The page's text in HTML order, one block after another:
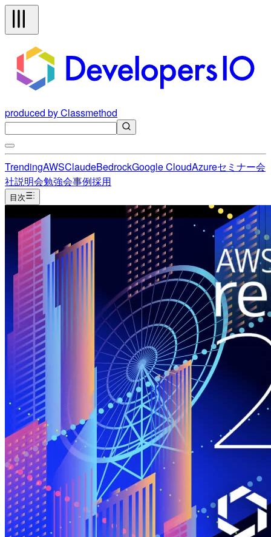
produced by Classmethod
TrendingAWSClaudeBedrockGoogle CloudAzureセミナー会
社説明会勉強会事例採用
目次